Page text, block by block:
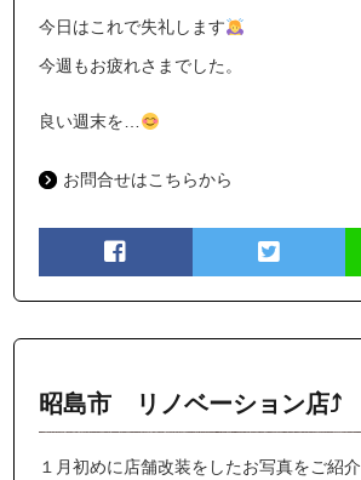
今日はこれで失礼します
今週もお疲れさまでした。
良い週末を…
お問合せはこちらから
昭島市 リノベーション店⤴︎
１月初めに店舗改装をしたお写真をご紹介